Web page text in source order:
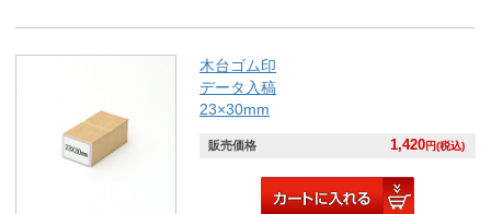
木台ゴム印
データ入稿
23×30mm
販売価格 1,420円(税込)